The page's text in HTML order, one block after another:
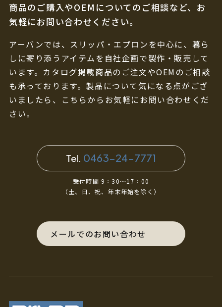
商品のご購入やOEMについてのご相談など、 お
気軽にお問い合わせください。
アーバンでは、スリッパ・エプロンを中心に、暮ら
しに寄り添うアイテムを自社企画で製作・販売して
います。カタログ掲載商品のご注文やOEMのご相談
も承っております。製品について気になる点がござ
いましたら、こちらからお気軽にお問い合わせくだ
さい。
Tel. 0463-24-7771
受付時間 9：30～17：00
（土、日、祝、年末年始を除く）
メールでのお問い合わせ